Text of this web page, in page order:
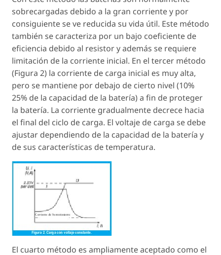
sobrecargadas debido a la gran corriente y por
consiguiente se ve reducida su vida útil. Este método
también se caracteriza por un bajo coeficiente de
eficiencia debido al resistor y además se requiere
limitación de la corriente inicial. En el tercer método
(Figura 2) la corriente de carga inicial es muy alta,
pero se mantiene por debajo de cierto nivel (10%
25% de la capacidad de la batería) a fin de proteger
la batería. La corriente gradualmente decrece hacia
el final del ciclo de carga. El voltaje de carga se debe
ajustar dependiendo de la capacidad de la batería y
de sus características de temperatura.
El cuarto método es ampliamente aceptado como el